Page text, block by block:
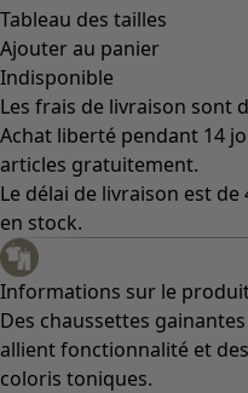
Tableau des tailles
Ajouter au panier
Indisponible
Les frais de livraison sont
Achat liberté pendant 14
articles gratuitement.
Le délai de livraison est
en stock.
Informations sur le
Des chaussettes
allient fonctionnalité et
coloris toniques.